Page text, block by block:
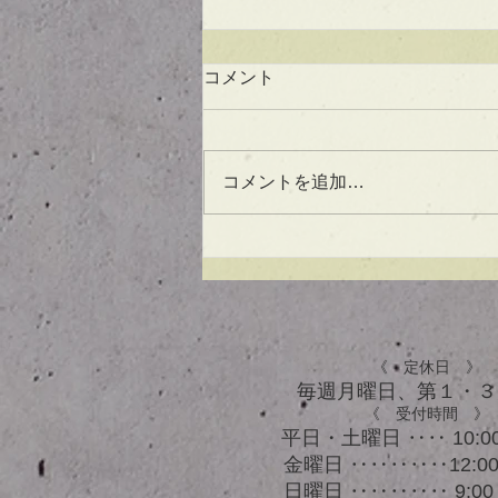
バスオイル★
コメント
コメントを追加…
《 定休日 》
毎週月曜日、​第１・
《 受付時間 》
平日・土曜日 ‥‥
金曜日
日曜日 ‥‥‥‥‥